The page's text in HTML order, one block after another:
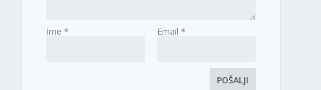
Ime* Email*